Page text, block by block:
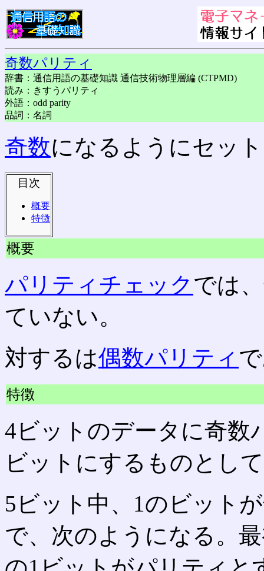
奇数パリティ
辞書：通信用語の基礎知識 通信技術物理層編 (CTPMD)
読み：きすうパリティ
外語：odd parity
品詞：名詞
奇数になるようにセッ
目次
概要
特徴
概要
パリティチェック では
ていない。
対するは偶数パリティ
特徴
4ビットのデータに奇数
ビットにするものとし
5ビット中、1のビット
で、次のようになる。